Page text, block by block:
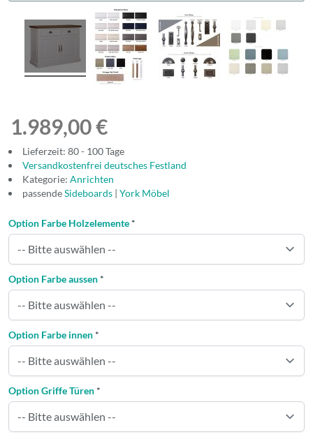
1.989,00 €
Lieferzeit: 80 - 100 Tage
Versandkostenfrei deutsches Festland
Kategorie: Anrichten
passendeSideboards | York Möbel
Option Farbe Holzelemente *
Option Farbe aussen *
Option Farbe innen *
Option Griffe Türen *